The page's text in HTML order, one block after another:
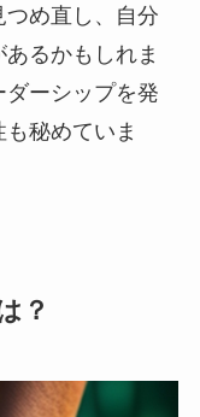
め直し、自分
るかもしれま
ーシップを発
秘めていま
？